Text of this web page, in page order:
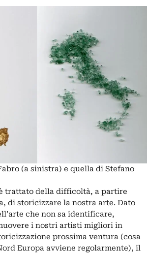
(a sinistra) e quella di Stefano
trattato della difficoltà, a partire
di storicizzare la nostra arte. Dato
che non sa identificare,
i nostri artisti migliori in
prossima ventura (cosa
Europa avviene regolarmente), il